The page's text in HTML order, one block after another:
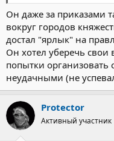
Он даже за приказами
вокруг городов
достал "ярлык" на
Он хотел уберечь свои
попытки организовать
неудачными (не
Protector
Активный участник